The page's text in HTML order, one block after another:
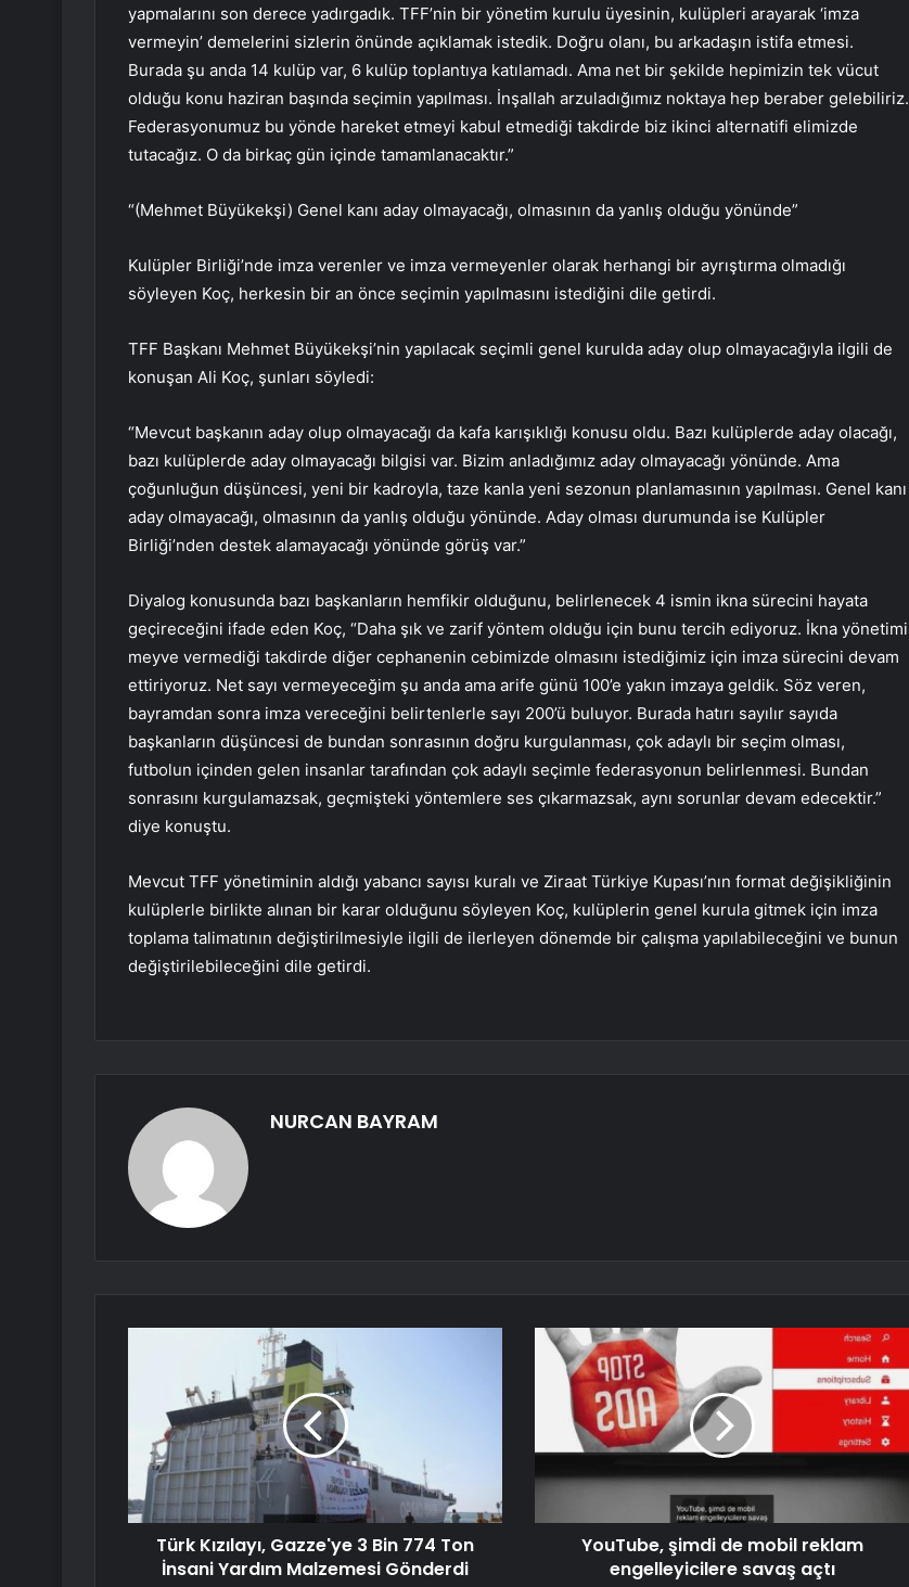
yapmalarını son derece yadırgadık. TFF’nin bir yönetim kurulu üyesinin, kulüpleri arayarak ‘imza
vermeyin’ demelerini sizlerin önünde açıklamak istedik. Doğru olanı, bu arkadaşın istifa etmesi.
Burada şu anda 14 kulüp var, 6 kulüp toplantıya katılamadı. Ama net bir şekilde hepimizin tek vücut
olduğu konu haziran başında seçimin yapılması. İnşallah arzuladığımız noktaya hep beraber gelebiliriz.
Federasyonumuz bu yönde hareket etmeyi kabul etmediği takdirde biz ikinci alternatifi elimizde
tutacağız. O da birkaç gün içinde tamamlanacaktır.”
“(Mehmet Büyükekşi) Genel kanı aday olmayacağı, olmasının da yanlış olduğu yönünde”
Kulüpler Birliği’nde imza verenler ve imza vermeyenler olarak herhangi bir ayrıştırma olmadığı
söyleyen Koç, herkesin bir an önce seçimin yapılmasını istediğini dile getirdi.
TFF Başkanı Mehmet Büyükekşi’nin yapılacak seçimli genel kurulda aday olup olmayacağıyla ilgili de
konuşan Ali Koç, şunları söyledi:
“Mevcut başkanın aday olup olmayacağı da kafa karışıklığı konusu oldu. Bazı kulüplerde aday olacağı,
bazı kulüplerde aday olmayacağı bilgisi var. Bizim anladığımız aday olmayacağı yönünde. Ama
çoğunluğun düşüncesi, yeni bir kadroyla, taze kanla yeni sezonun planlamasının yapılması. Genel kanı
aday olmayacağı, olmasının da yanlış olduğu yönünde. Aday olması durumunda ise Kulüpler
Birliği’nden destek alamayacağı yönünde görüş var.”
Diyalog konusunda bazı başkanların hemfikir olduğunu, belirlenecek 4 ismin ikna sürecini hayata
geçireceğini ifade eden Koç, “Daha şık ve zarif yöntem olduğu için bunu tercih ediyoruz. İkna yönetimi
meyve vermediği takdirde diğer cephanenin cebimizde olmasını istediğimiz için imza sürecini devam
ettiriyoruz. Net sayı vermeyeceğim şu anda ama arife günü 100’e yakın imzaya geldik. Söz veren,
bayramdan sonra imza vereceğini belirtenlerle sayı 200’ü buluyor. Burada hatırı sayılır sayıda
başkanların düşüncesi de bundan sonrasının doğru kurgulanması, çok adaylı bir seçim olması,
futbolun içinden gelen insanlar tarafından çok adaylı seçimle federasyonun belirlenmesi. Bundan
sonrasını kurgulamazsak, geçmişteki yöntemlere ses çıkarmazsak, aynı sorunlar devam edecektir.”
diye konuştu.
Mevcut TFF yönetiminin aldığı yabancı sayısı kuralı ve Ziraat Türkiye Kupası’nın format değişikliğinin
kulüplerle birlikte alınan bir karar olduğunu söyleyen Koç, kulüplerin genel kurula gitmek için imza
toplama talimatının değiştirilmesiyle ilgili de ilerleyen dönemde bir çalışma yapılabileceğini ve bunun
değiştirilebileceğini dile getirdi.
NURCAN BAYRAM
Türk Kızılayı, Gazze'ye 3 Bin 774 Ton
İnsani Yardım Malzemesi Gönderdi
YouTube, şimdi de mobil reklam
engelleyicilere savaş açtı